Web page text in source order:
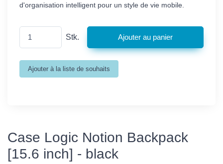
d'organisation intelligent pour un style de vie mobile.
Stk.
Case Logic Notion Backpack
[15.6 inch] - black